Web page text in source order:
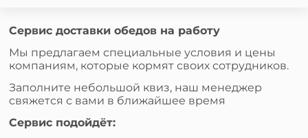
Сервис доставки обедов на работу
Мы предлагаем специальные условия и цены
компаниям, которые кормят своих сотрудников.
Заполните небольшой квиз, наш менеджер
свяжется с вами в ближайшее время
Сервис подойдёт: